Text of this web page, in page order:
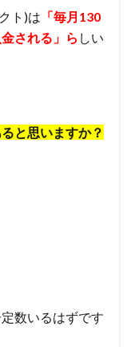
ト)は 「毎月130
される」ら しい
と思いますか？
数いるはずです